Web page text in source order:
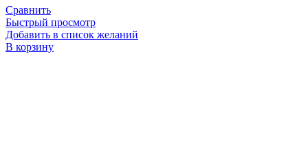
Сравнить
Быстрый просмотр
Добавить в список желаний
Количество
В корзину